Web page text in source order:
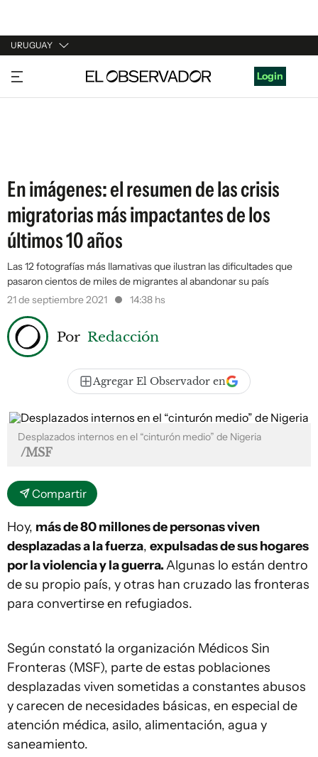
URUGUAY
URUGUAY
ARGENTINA
Login
En imágenes: el resumen de las crisis
migratorias más impactantes de los
últimos 10 años
Las 12 fotografías más llamativas que ilustran las dificultades que
pasaron cientos de miles de migrantes al abandonar su país
21 de septiembre 2021
14:38 hs
Por Redacción
Agregar El Observador en
Desplazados internos en el “cinturón medio” de Nigeria
/MSF
Compartir
Hoy, más de 80 millones de personas viven
desplazadas a la fuerza, expulsadas de sus hogares
por la violencia y la guerra.Algunas lo están dentro
de su propio país, y otras han cruzado las fronteras
para convertirse en refugiados.
Según constató la organización Médicos Sin
Fronteras (MSF), parte de estas poblaciones
desplazadas viven sometidas a constantes abusos
y carecen de necesidades básicas, en especial de
atención médica, asilo, alimentación, agua y
saneamiento.